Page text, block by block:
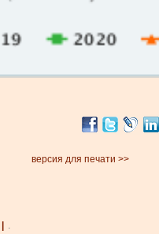
версия для печати >>
.